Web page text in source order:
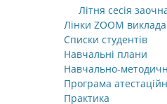
Літня сесія
Лінки ZOOM
Списки студентів
Навчальні плани
Навчально-
Програма
Практика